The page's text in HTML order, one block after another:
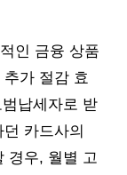
인 금융 상품
가 절감 효
납세자로 받
카드사의
경우, 월별 고